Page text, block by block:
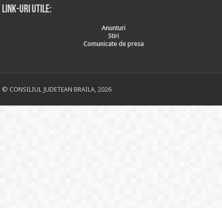
Link-uri utile:
Anunturi
Stiri
Comunicate de presa
© CONSILIUL JUDETEAN BRAILA, 2026